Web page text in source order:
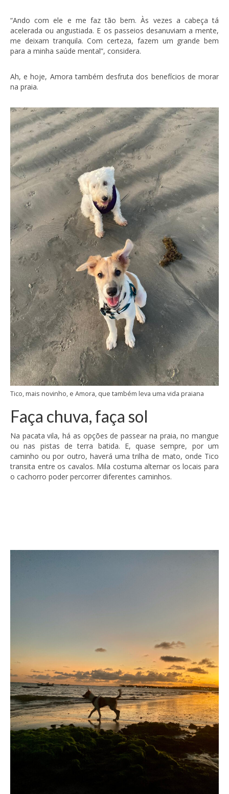
“Ando com ele e me faz tão bem. Às vezes a cabeça tá
acelerada ou angustiada. E os passeios desanuviam a mente,
me deixam tranquila. Com certeza, fazem um grande bem
para a minha saúde mental”, considera.
Ah, e hoje, Amora também desfruta dos benefícios de morar
na praia.
Tico, mais novinho, e Amora, que também leva uma vida praiana
Faça chuva, faça sol
Na pacata vila, há as opções de passear na praia, no mangue
ou nas pistas de terra batida. E, quase sempre, por um
caminho ou por outro, haverá uma trilha de mato, onde Tico
transita entre os cavalos. Mila costuma alternar os locais para
o cachorro poder percorrer diferentes caminhos.